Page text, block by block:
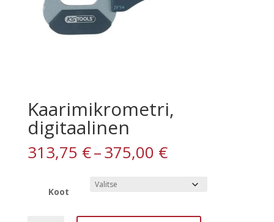
Kaarimikrometri,
digitaalinen
313,75 €–375,00 €Hintaluokka:
313,75 €
375,00 €
Koot